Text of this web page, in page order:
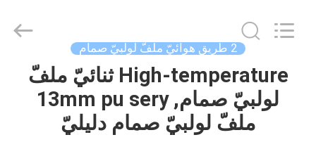
بيت
منتجات
AUTOMATIC
CONTROL
Reserved.
2 طريق هوائيّ ملفّ لولبيّ صمام
High-temperature ثنائيّ ملفّ
لولبيّ صمام, 13mm pu sery
ملفّ لولبيّ صمام دليليّ